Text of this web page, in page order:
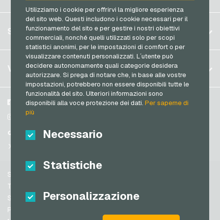
Utilizziamo i cookie per offrirvi la migliore esperienza
del sito web. Questi includono i cookie necessari per il
funzionamento del sito e per gestire i nostri obiettivi
commerciali, nonché quelli utilizzati solo per scopi
statistici anonimi, per le impostazioni di comfort o per
visualizzare contenuti personalizzati. L´utente può
decidere autonomamente quali categorie desidera
autorizzare. Si prega di notare che, in base alle vostre
impostazioni, potrebbero non essere disponibili tutte le
funzionalità del sito. Ulteriori informazioni sono
disponibili alla voce protezione dei dati.Per saperne di
più
Necessario
Statistiche
Personalizzazione
Germania (DE)
Germania (EN)
Francia
Italia
Paesi Bassi
Austria
Portogallo
Svizzera (DE)
Svizzera (IT)
Stati Uniti (EN)
Registrati
Accedi
Il mio carrello
SERVIZIO
FAQ
Metodi di pagamento
Termini & Condizioni&Diritto di recesso
Protezione dei dati
VGO-SHOP
Su di noi
Partner
Facebook
Instagram
TikTok
Supporto
Termini & Condizioni
Sicurezza e verifica
Protezione dei dati